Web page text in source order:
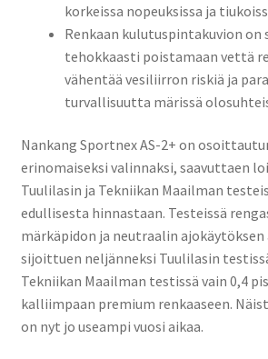
korkeissa nopeuksissa ja
Renkaan kulutuspintakuvion on
tehokkaasti poistamaan vettä
vähentää vesiliirron riskiä ja
turvallisuutta märissä
Nankang Sportnex AS-2+ on
erinomaiseksi valinnaksi, saavuttaen
Tuulilasin ja Tekniikan Maailman
edullisesta hinnastaan. Testeissä
märkäpidon ja neutraalin ajokäytöksen
sijoittuen neljänneksi Tuulilasin
Tekniikan Maailman testissä vain 0,4
kalliimpaan premium renkaaseen.
on nyt jo useampi vuosi aikaa.